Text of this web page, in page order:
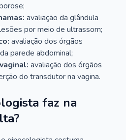
avaliação da glândula
por meio de ultrassom;
avaliação dos órgãos
parede abdominal;
avaliação dos órgãos
do transdutor na vagina.
faz na